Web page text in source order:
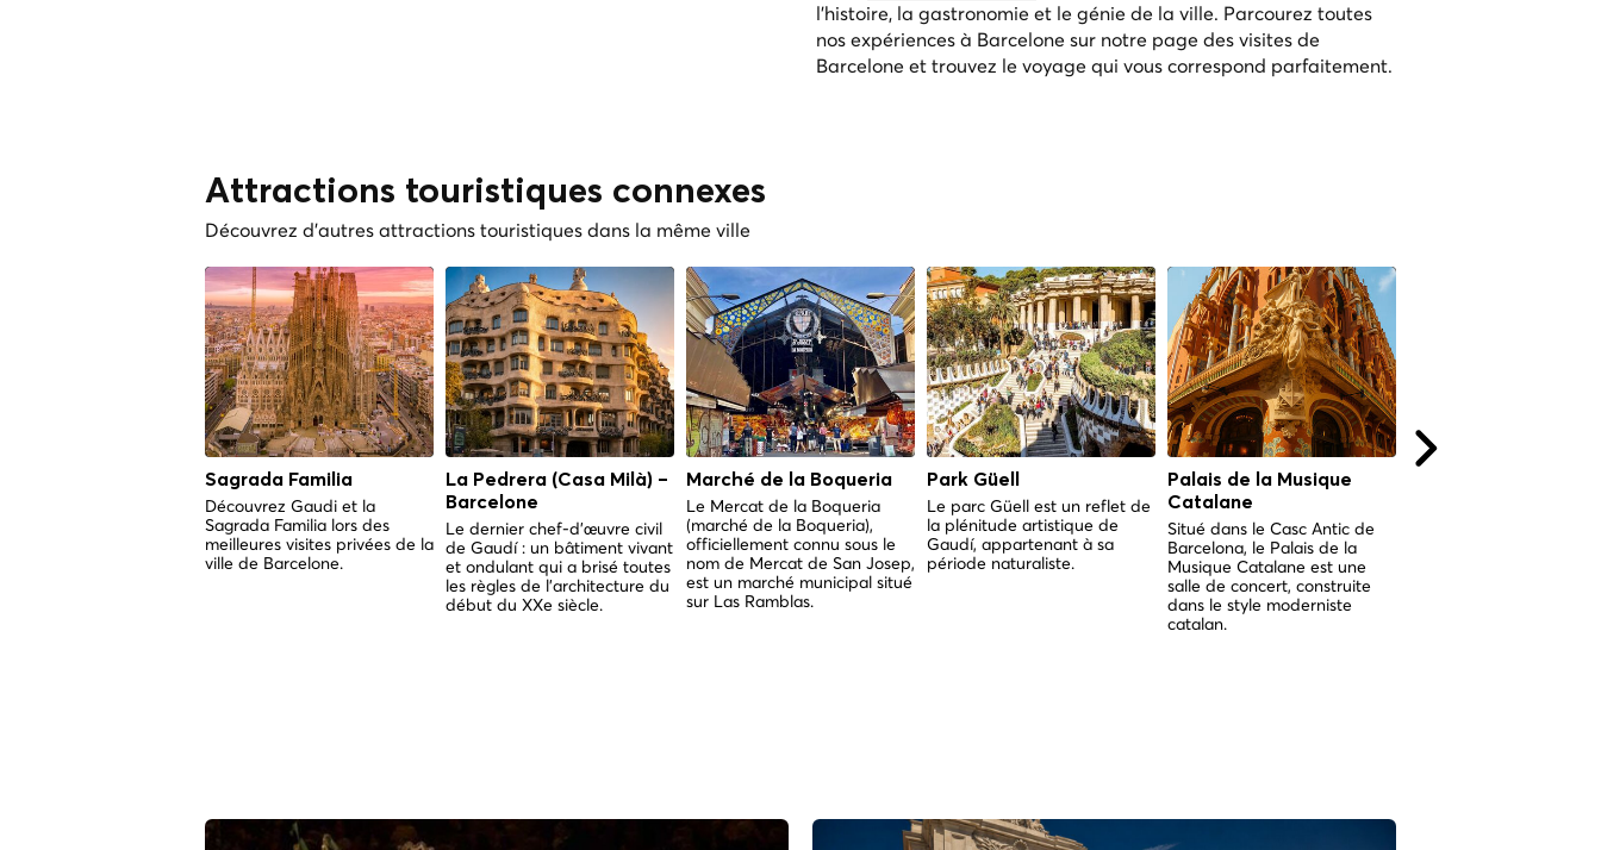
l'histoire, la gastronomie et le génie de la ville. Parcourez toutes
nos expériences à Barcelone sur notre page des visites de
Barcelone et trouvez le voyage qui vous correspond parfaitement.
Attractions touristiques connexes
Découvrez d'autres attractions touristiques dans la même ville
Sagrada Familia
Découvrez Gaudi et la
Sagrada Familia lors des
meilleures visites privées de la
ville de Barcelone.
La Pedrera (Casa Milà) –
Barcelone
Le dernier chef-d'œuvre civil
de Gaudí : un bâtiment vivant
et ondulant qui a brisé toutes
les règles de l'architecture du
début du XXe siècle.
Marché de la Boqueria
Le Mercat de la Boqueria
(marché de la Boqueria),
officiellement connu sous le
nom de Mercat de San Josep,
est un marché municipal situé
sur Las Ramblas.
Park Güell
Le parc Güell est un reflet de
la plénitude artistique de
Gaudí, appartenant à sa
période naturaliste.
Palais de la Musique
Catalane
Situé dans le Casc Antic de
Barcelona, le Palais de la
Musique Catalane est une
salle de concert, construite
dans le style moderniste
catalan.